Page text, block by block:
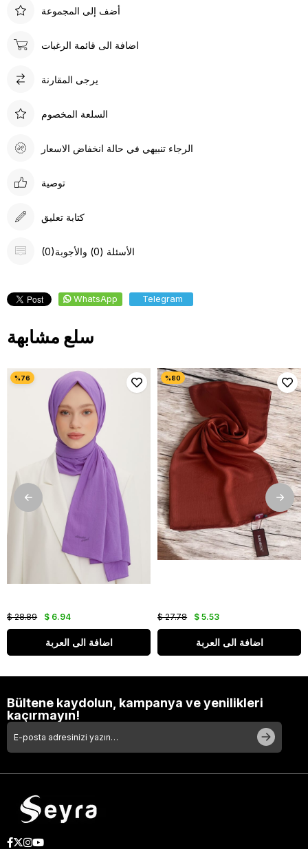
أضف إلى المجموعة
اضافة الى قائمة الرغبات
يرجى المقارنة
السلعة المخصوم
الرجاء تنبيهي في حالة انخفاض الاسعار
توصية
كتابة تعليق
(0)الأسئلة (0) والأجوبة
WhatsApp Telegram
سلع مشابهة
$ 6.94
$ 28.89
اضافة الى العربة
$ 5.53
$ 27.78
اضافة الى العربة
Bültene kaydolun, kampanya ve yenilikleri
kaçırmayın!